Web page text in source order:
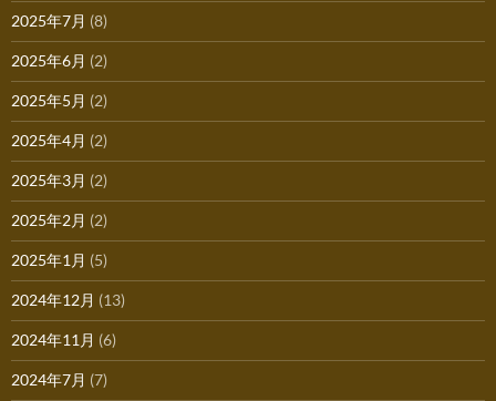
2025年7月 (8)
2025年6月 (2)
2025年5月 (2)
2025年4月 (2)
2025年3月 (2)
2025年2月 (2)
2025年1月 (5)
2024年12月 (13)
2024年11月 (6)
2024年7月 (7)